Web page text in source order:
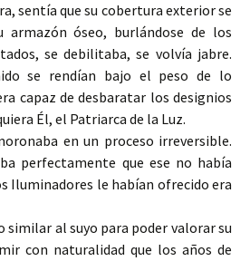
sentía que su cobertura exterior se
armazón óseo, burlándose de los
se debilitaba, se volvía jabre.
se rendían bajo el peso de lo
capaz de desbaratar los designios
Él, el Patriarca de la Luz.
en un proceso irreversible.
perfectamente que ese no había
Iluminadores le habían ofrecido era
al suyo para poder valorar su
con naturalidad que los años de